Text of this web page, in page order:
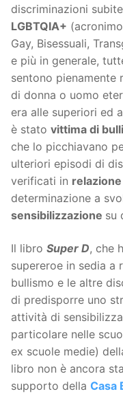
discriminazioni
LGBTQIA+
Gay, Bisessuali,
e più in generale,
sentono pienamente
di donna o uomo
era alle superiori ed
è stato vittima di
che lo picchiavano
ulteriori episodi di
verificati in
determinazione a
sensibilizzazione su
Il libro Super D, che
supereroe in sedia
bullismo e le altre
di predisporre uno
attività di
particolare nelle
ex scuole medie)
libro non è ancora
supporto della Casa